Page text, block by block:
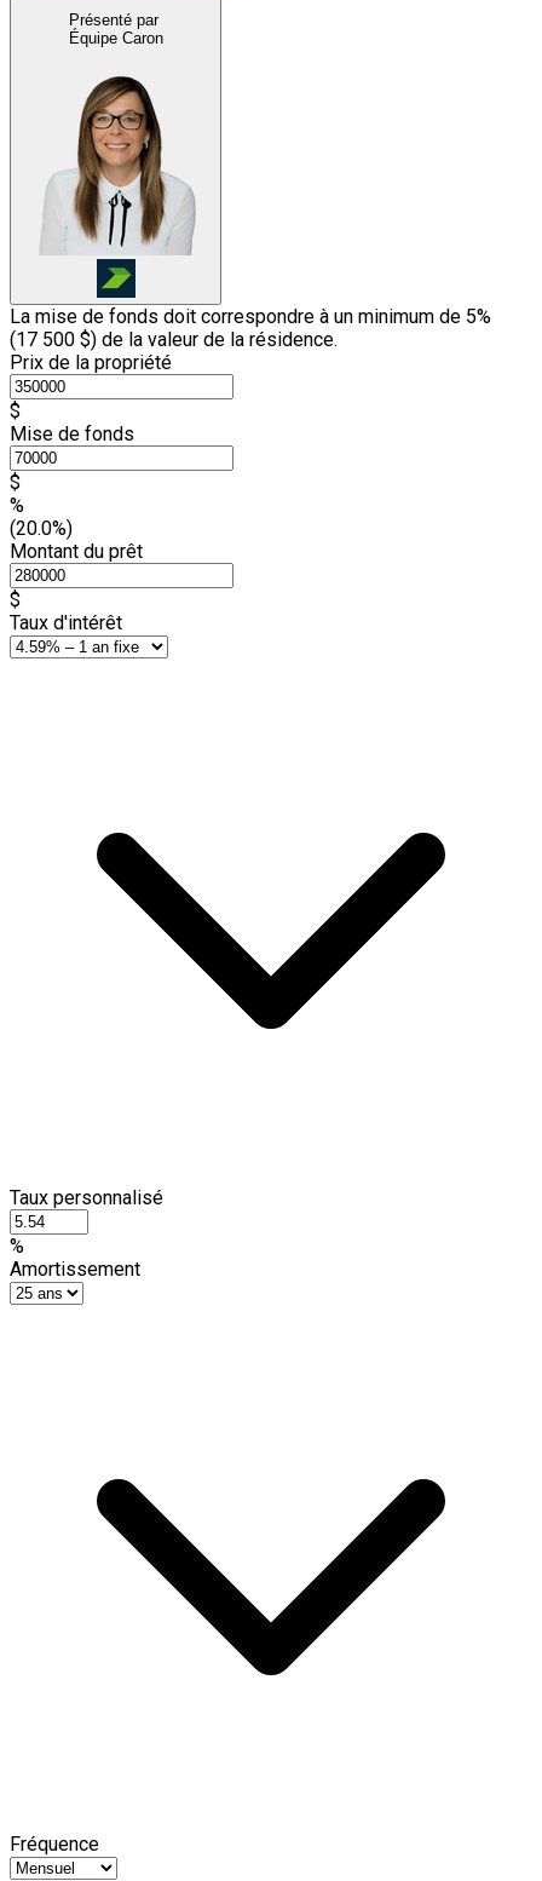
Présenté par
Équipe Caron
La mise de fonds doit correspondre à un minimum de 5%
(17 500 $) de la valeur de la résidence.
Prix de la propriété
$
Mise de fonds
$
%
(20.0%)
Montant du prêt
$
Taux d'intérêt
Taux personnalisé
%
Amortissement
Fréquence